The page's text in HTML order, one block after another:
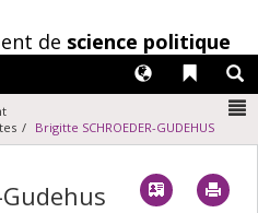
de science politique
Liens
Langues
Brigitte SCHROEDER-GUDEHUS
Vcard